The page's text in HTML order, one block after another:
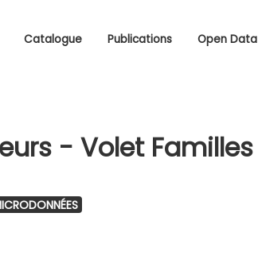
Catalogue Publications Open Data
- Volet Familles